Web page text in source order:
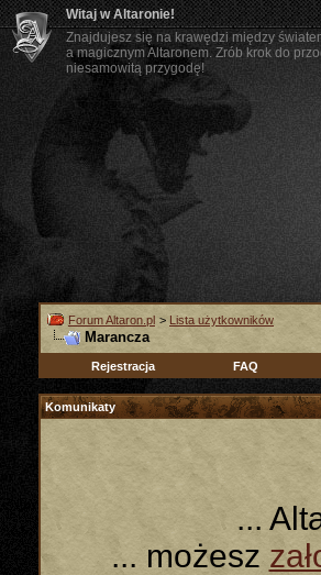
Witaj w Altaronie!
Znajdujesz się na krawędzi między
a magicznym Altaronem. Zrób krok do
niesamowitą przygodę!
Forum Altaron.pl > Lista użytkowników
Marancza
Rejestracja FAQ
Komunikaty
...
... możesz